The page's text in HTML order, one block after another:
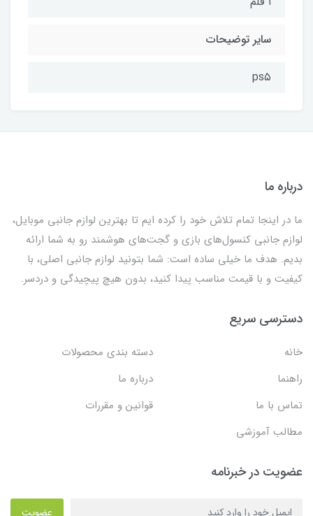
سایر توضیحات
ps۵
درباره ما
ما در اینجا تمام تلاش خود را کرده ایم تا بهترین لوازم جانبی موبایل،
لوازم جانبی کنسول‌های بازی و گجت‌های هوشمند رو به شما ارائه
بدیم. هدف ما خیلی ساده است: شما بتونید لوازم جانبی اصلی، با
کیفیت و با قیمت مناسب پیدا کنید، بدون هیچ پیچیدگی و دردسر.
دسترسی سریع
خانه
دسته بندی محصولات
راهنما
درباره ما
تماس با ما
قوانین و مقررات
مطالب آموزشی
عضویت در خبرنامه
عضویت